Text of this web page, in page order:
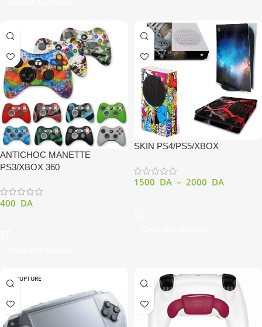
ANTICHOC MANETTE
PS3/XBOX 360
400 DA
SKIN PS4/PS5/XBOX
1500 DA – 2000 DA
EN RUPTURE